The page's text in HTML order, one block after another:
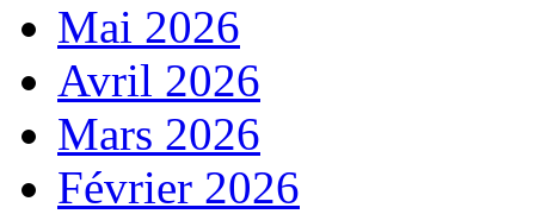
Mai 2026
Avril 2026
Mars 2026
Février 2026